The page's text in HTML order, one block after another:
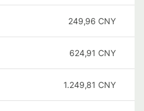
249,96 CNY
624,91 CNY
1.249,81 CNY